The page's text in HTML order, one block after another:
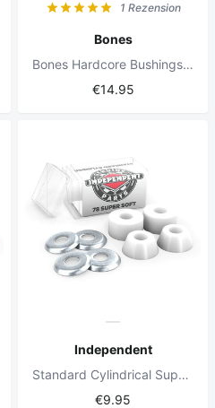
1 Rezension
Bones
Bones Hardcore Bushings Soft 81A Weiße Packung
€14.95
Independent
Standard Cylindrical Super Soft 78a White Bushings
€9.95